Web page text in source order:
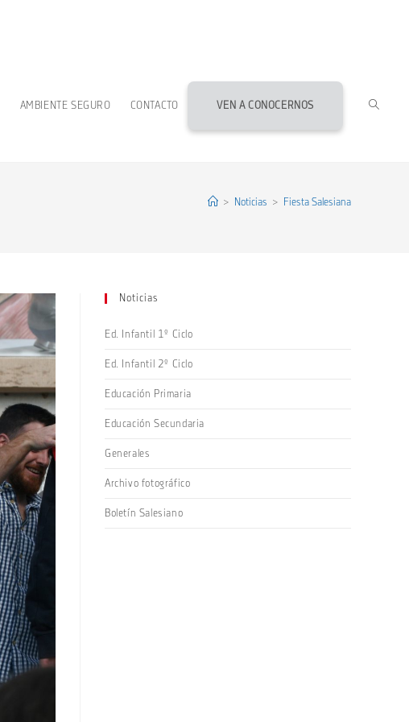
AMBIENTE SEGURO CONTACTO VEN A CONOCERNOS
> Noticias > Fiesta Salesiana
Noticias
Ed. Infantil 1º Ciclo
Ed. Infantil 2º Ciclo
Educación Primaria
Educación Secundaria
Generales
Archivo fotográfico
Boletín Salesiano